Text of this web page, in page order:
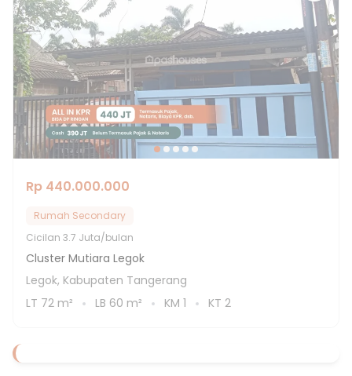
Rp 440.000.000
Rumah Secondary
Cicilan 3.7 Juta/bulan
Cluster Mutiara Legok
Legok, Kabupaten Tangerang
LT 72 m² LB 60 m² KM 1 KT 2